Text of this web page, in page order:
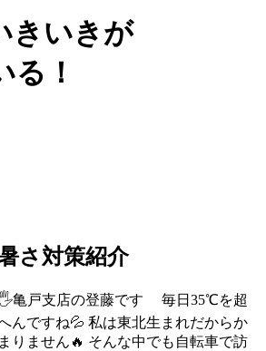
きいきが
る！
さ対策紹介
🖐️亀戸支店の登藤です 毎日35℃を超
んですね💦 私は東北生まれだからか
りません🔥 そんな中でも自転車で訪